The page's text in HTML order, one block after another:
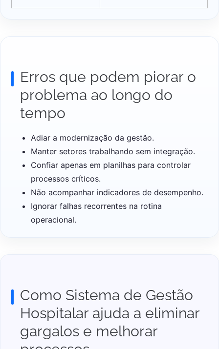
Erros que podem piorar o
problema ao longo do
tempo
Adiar a modernização da gestão.
Manter setores trabalhando sem integração.
Confiar apenas em planilhas para controlar
processos críticos.
Não acompanhar indicadores de desempenho.
Ignorar falhas recorrentes na rotina
operacional.
Como Sistema de Gestão
Hospitalar ajuda a eliminar
gargalos e melhorar